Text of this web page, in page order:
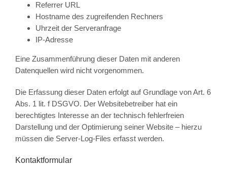
Referrer URL
Hostname des zugreifenden Rechners
Uhrzeit der Serveranfrage
IP-Adresse
Eine Zusammenführung dieser Daten mit anderen
Datenquellen wird nicht vorgenommen.
Die Erfassung dieser Daten erfolgt auf Grundlage von Art. 6
Abs. 1 lit. f DSGVO. Der Websitebetreiber hat ein
berechtigtes Interesse an der technisch fehlerfreien
Darstellung und der Optimierung seiner Website – hierzu
müssen die Server-Log-Files erfasst werden.
Kontaktformular